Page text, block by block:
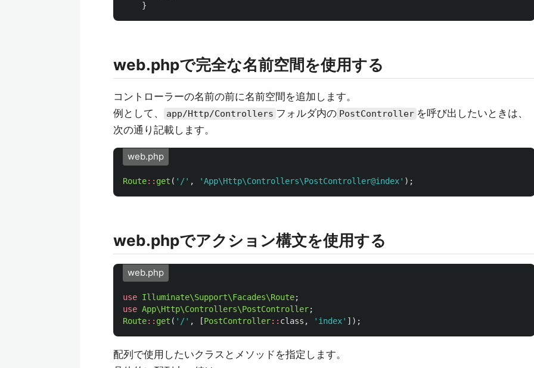
}
web.phpで完全な名前空間を使用する
コントローラーの名前の前に名前空間を追加します。
例として、
app/Http/Controllers フォルダ内の PostController を呼び出したいときは、
次の通り記載します。
web.php
Route:: get ( '/' , 'App\Http\Controllers\PostController@index' );
web.phpでアクション構文を使用する
web.php
use Illuminate\Support\Facades\Route;
use App\Http\Controllers\PostController;
Route:: get ( '/' , [PostController:: class , 'index' ]);
配列で使用したいクラスとメソッドを指定します。